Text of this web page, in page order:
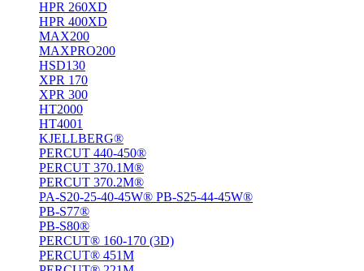
HPR 260XD
HPR 400XD
MAX200
MAXPRO200
HSD130
XPR 170
XPR 300
HT2000
HT4001
KJELLBERG®
PERCUT 440-450®
PERCUT 370.1M®
PERCUT 370.2M®
PA-S20-25-40-45W® PB-S25-44-45W®
PB-S77®
PB-S80®
PERCUT® 160-170 (3D)
PERCUT® 451M